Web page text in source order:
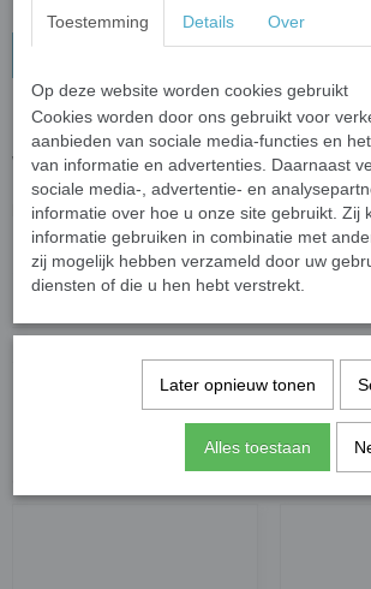
Mok koffie Kat (2)
Witte koffiekop van porselein met een kat/
Het kopje heeft een inhoud van 200 ml en is
bestendig.
Specificaties
Save
Toestemming Details Over
Op deze website worden cookies gebruikt
Cookies worden door ons gebruikt voor
aanbieden van sociale media-functies en
van informatie en advertenties. Daarnaast
sociale media-, advertentie- en
informatie over hoe u onze site gebruikt. Zij
informatie gebruiken in combinatie met
zij mogelijk hebben verzameld door uw
diensten of die u hen hebt verstrekt.
Later opnieuw tonen
Alles toestaan